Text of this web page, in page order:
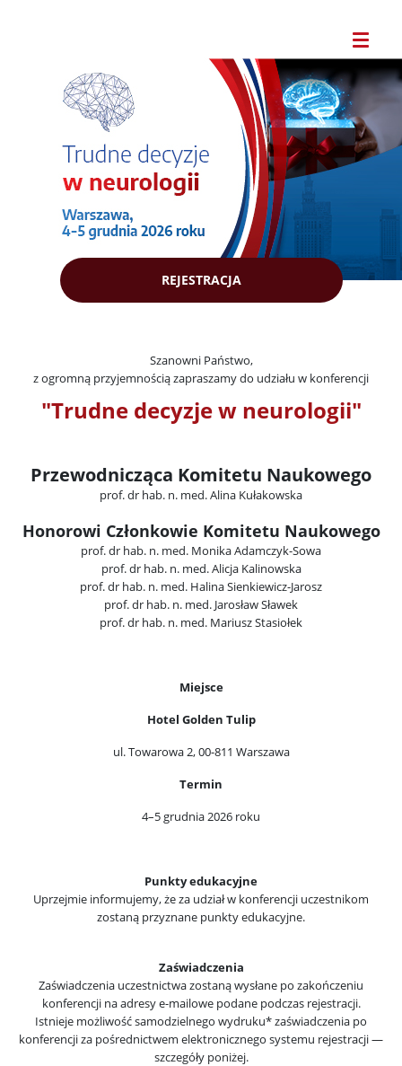
REJESTRACJA
Szanowni Państwo,
z ogromną przyjemnością zapraszamy do udziału w konferencji
"Trudne decyzje w neurologii"
Przewodnicząca Komitetu Naukowego
prof. dr hab. n. med. Alina Kułakowska
Honorowi Członkowie Komitetu Naukowego
prof. dr hab. n. med. Monika Adamczyk-Sowa
prof. dr hab. n. med. Alicja Kalinowska
prof. dr hab. n. med. Halina Sienkiewicz-Jarosz
prof. dr hab. n. med. Jarosław Sławek
prof. dr hab. n. med. Mariusz Stasiołek
Miejsce
Hotel Golden Tulip
ul. Towarowa 2, 00-811 Warszawa
Termin
4–5 grudnia 2026 roku
Punkty edukacyjne
Uprzejmie informujemy, że za udział w konferencji uczestnikom
zostaną przyznane punkty edukacyjne.
Zaświadczenia
Zaświadczenia uczestnictwa zostaną wysłane po zakończeniu
konferencji na adresy e-mailowe podane podczas rejestracji.
Istnieje możliwość samodzielnego wydruku* zaświadczenia po
konferencji za pośrednictwem elektronicznego systemu rejestracji —
szczegóły poniżej.